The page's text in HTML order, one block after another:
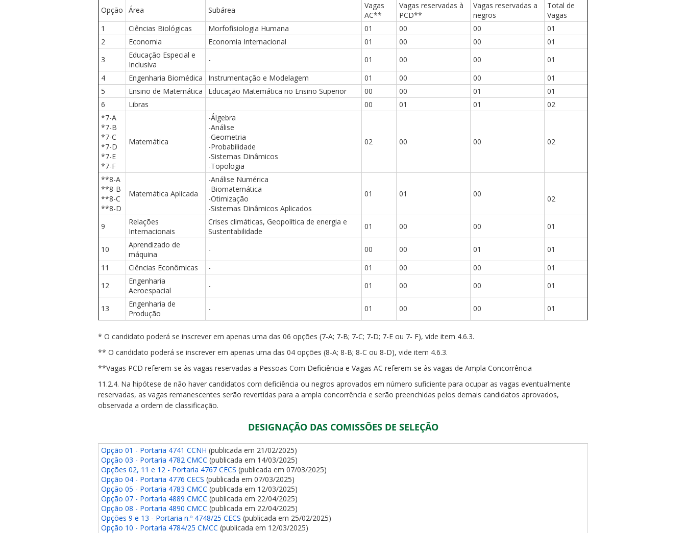
Opção Área Subárea
Vagas
AC**
Vagas reservadas à
PCD**
Vagas reservadas a
negros
Total de
Vagas
1
Ciências Biológicas Morfofisiologia Humana 01 00 00
01
2
Economia Economia Internacional 01 00 00
01
3
Educação Especial e
Inclusiva
- 01 00 00
01
4
Engenharia Biomédica Instrumentação e Modelagem 01 00 00
01
5
Ensino de Matemática Educação Matemática no Ensino Superior 00 00 01
01
6
Libras 00 01 01
02
*7-A
*7-B
*7-C
*7-D
*7-E
*7-F
Matemática
-Álgebra
-Análise
-Geometria
-Probabilidade
-Sistemas Dinâmicos
-Topologia
02 00 00 02
**8-A
**8-B
**8-C
**8-D
Matemática Aplicada
-Análise Numérica
-Biomatemática
-Otimização
-Sistemas Dinâmicos Aplicados
01 01 00
02
9
Relações
Internacionais
Crises climáticas, Geopolítica de energia e
Sustentabilidade
01 00 00 01
10
Aprendizado de
máquina
- 00 00 01
01
11
Ciências Econômicas - 01 00 00
01
12
Engenharia
Aeroespacial
- 01 00 00 01
13
Engenharia de
Produção
- 01 00 00 01
* O candidato poderá se inscrever em apenas uma das 06 opções (7-A; 7-B; 7-C; 7-D; 7-E ou 7- F), vide item 4.6.3.
** O candidato poderá se inscrever em apenas uma das 04 opções (8-A; 8-B; 8-C ou 8-D), vide item 4.6.3.
**Vagas PCD referem-se às vagas reservadas a Pessoas Com Deficiência e Vagas AC referem-se às vagas de Ampla Concorrência
11.2.4. Na hipótese de não haver candidatos com deficiência ou negros aprovados em número suficiente para ocupar as vagas eventualmente
reservadas, as vagas remanescentes serão revertidas para a ampla concorrência e serão preenchidas pelos demais candidatos aprovados,
observada a ordem de classificação.
DESIGNAÇÃO DAS COMISSÕES DE SELEÇÃO
Opção 01 - Portaria 4741 CCNH (publicada em 21/02/2025)
Opção 03 - Portaria 4782 CMCC (publicada em 14/03/2025)
Opções 02, 11 e 12 - Portaria 4767 CECS (publicada em 07/03/2025)
Opção 04 - Portaria 4776 CECS (publicada em 07/03/2025)
Opção 05 - Portaria 4783 CMCC (publicada em 12/03/2025)
Opção 07 - Portaria 4889 CMCC (publicada em 22/04/2025)
Opção 08 - Portaria 4890 CMCC (publicada em 22/04/2025)
Opções 9 e 13 - Portaria n.º 4748/25 CECS (publicada em 25/02/2025)
Opção 10 - Portaria 4784/25 CMCC (publicada em 12/03/2025)